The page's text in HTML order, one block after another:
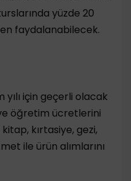
yüzde 20
faydalanabilecek.
için geçerli olacak
öğretim ücretlerini
kırtasiye, gezi,
ile ürün alımlarını